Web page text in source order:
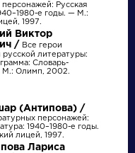
Русская
е годы. — М.:
1997.
Виктор
/ Все герои
русской литературы:
Словарь-
М.: Олимп, 2002.
(Антипова) /
персонажей:
1940–1980-е годы.
лицей, 1997.
Лариса